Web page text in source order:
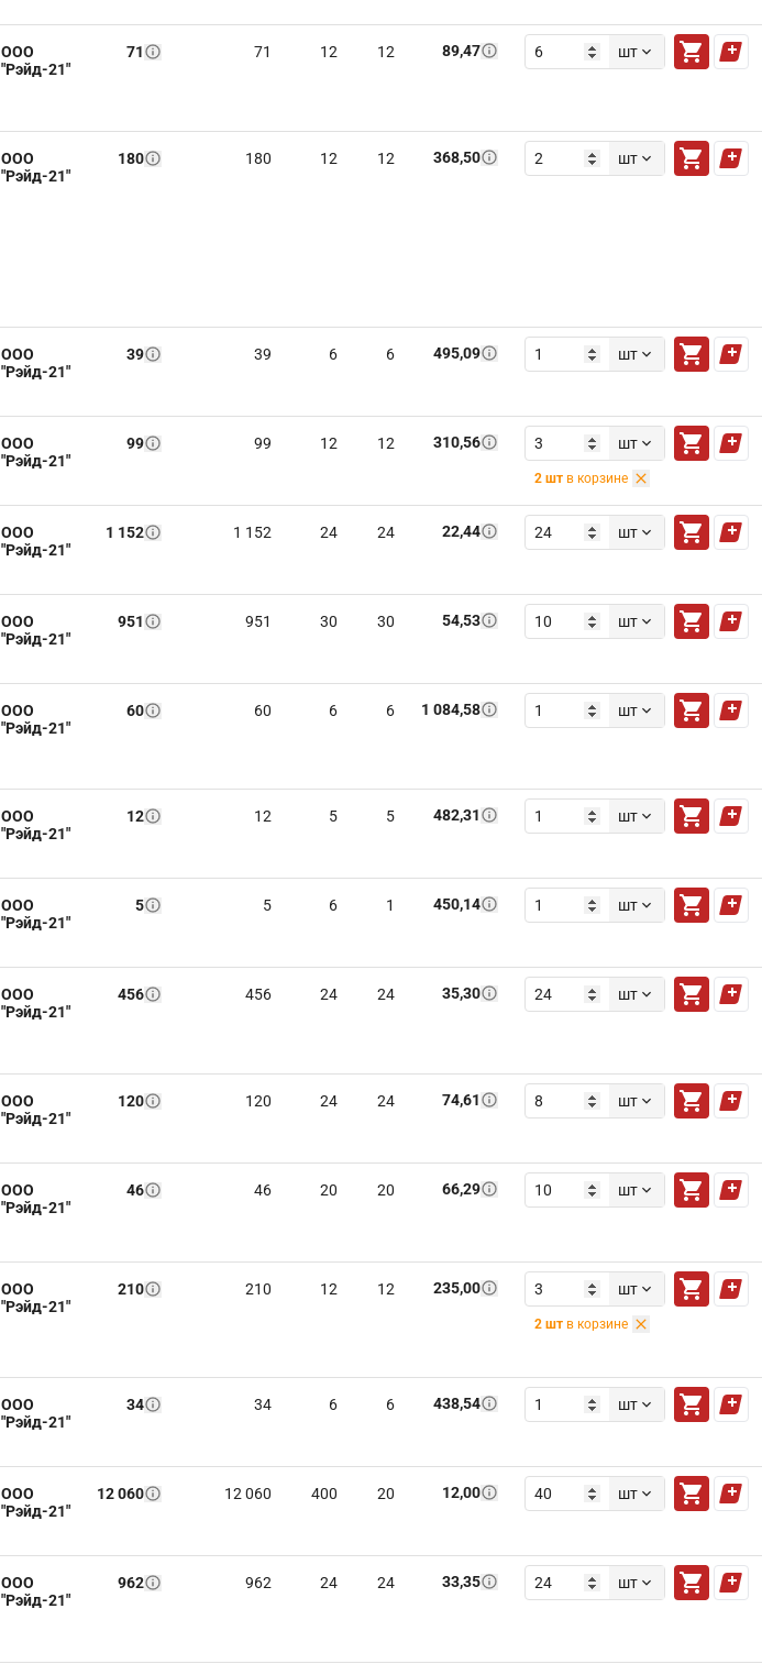
ООО
"Рэйд-21"
71 71 12 12 89,47 шт
ООО
"Рэйд-21"
180 180 12 12 368,50 шт
ООО
"Рэйд-21"
39 39 6 6 495,09 шт
ООО
"Рэйд-21"
99 99 12 12 310,56 шт
2 шт в корзине
ООО
"Рэйд-21"
1 152 1 152 24 24 22,44 шт
ООО
"Рэйд-21"
951 951 30 30 54,53 шт
ООО
"Рэйд-21"
60 60 6 6 1 084,58 шт
ООО
"Рэйд-21"
12 12 5 5 482,31 шт
ООО
"Рэйд-21"
5 5 6 1 450,14 шт
ООО
"Рэйд-21"
456 456 24 24 35,30 шт
ООО
"Рэйд-21"
120 120 24 24 74,61 шт
ООО
"Рэйд-21"
46 46 20 20 66,29 шт
ООО
"Рэйд-21"
210 210 12 12 235,00 шт
2 шт в корзине
ООО
"Рэйд-21"
34 34 6 6 438,54 шт
ООО
"Рэйд-21"
12 060 12 060 400 20 12,00 шт
ООО
"Рэйд-21"
962 962 24 24 33,35 шт